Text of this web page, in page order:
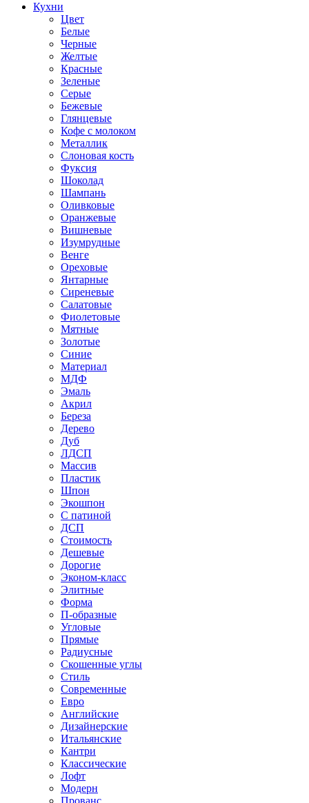
Кухни
Цвет
Белые
Черные
Желтые
Красные
Зеленые
Серые
Бежевые
Глянцевые
Кофе с молоком
Металлик
Слоновая кость
Фуксия
Шоколад
Шампань
Оливковые
Оранжевые
Вишневые
Изумрудные
Венге
Ореховые
Янтарные
Сиреневые
Салатовые
Фиолетовые
Мятные
Золотые
Синие
Материал
МДФ
Эмаль
Акрил
Береза
Дерево
Дуб
ЛДСП
Массив
Пластик
Шпон
Экошпон
С патиной
ДСП
Стоимость
Дешевые
Дорогие
Эконом-класс
Элитные
Форма
П-образные
Угловые
Прямые
Радиусные
Скошенные углы
Стиль
Современные
Евро
Английские
Дизайнерские
Итальянские
Кантри
Классические
Лофт
Модерн
Прованс